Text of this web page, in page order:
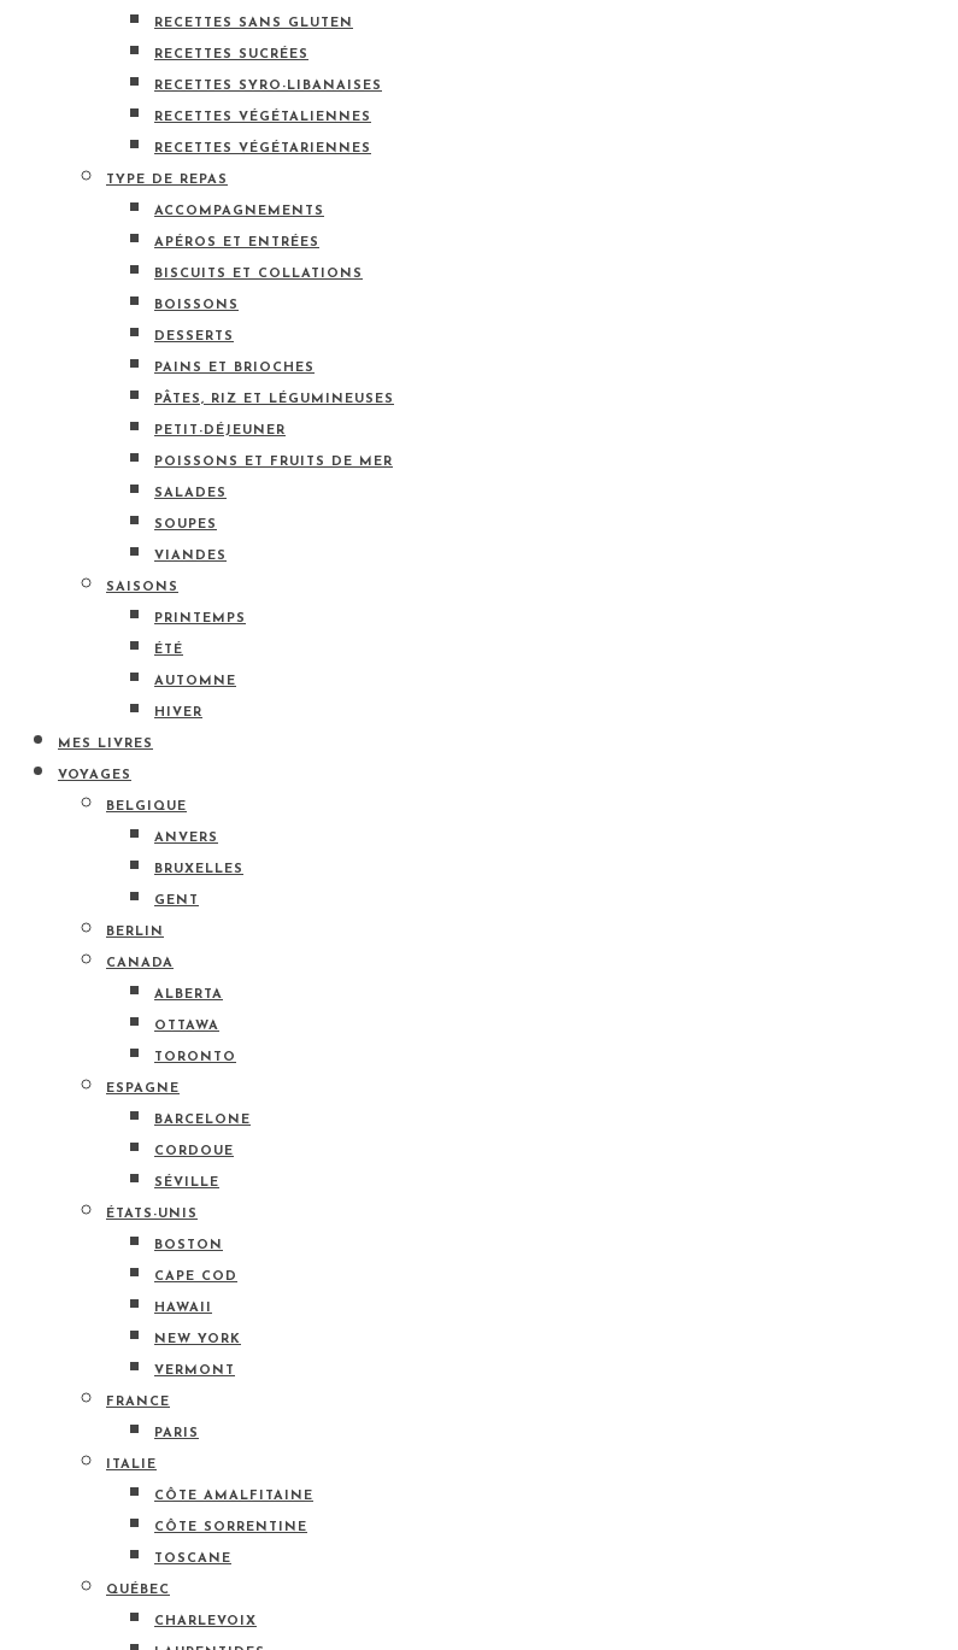
RECETTES SANS GLUTEN
RECETTES SUCRÉES
RECETTES SYRO-LIBANAISES
RECETTES VÉGÉTALIENNES
RECETTES VÉGÉTARIENNES
TYPE DE REPAS
ACCOMPAGNEMENTS
APÉROS ET ENTRÉES
BISCUITS ET COLLATIONS
BOISSONS
DESSERTS
PAINS ET BRIOCHES
PÂTES, RIZ ET LÉGUMINEUSES
PETIT-DÉJEUNER
POISSONS ET FRUITS DE MER
SALADES
SOUPES
VIANDES
SAISONS
PRINTEMPS
ÉTÉ
AUTOMNE
HIVER
MES LIVRES
VOYAGES
BELGIQUE
ANVERS
BRUXELLES
GENT
BERLIN
CANADA
ALBERTA
OTTAWA
TORONTO
ESPAGNE
BARCELONE
CORDOUE
SÉVILLE
ÉTATS-UNIS
BOSTON
CAPE COD
HAWAII
NEW YORK
VERMONT
FRANCE
PARIS
ITALIE
CÔTE AMALFITAINE
CÔTE SORRENTINE
TOSCANE
QUÉBEC
CHARLEVOIX